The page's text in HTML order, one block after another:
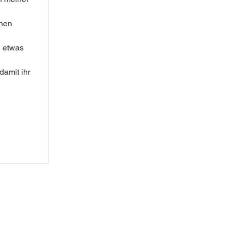
etwas
ihr